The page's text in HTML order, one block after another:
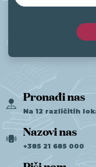
Pronađi nas
Na 12 različitih
Nazovi nas
+385 21 685 000